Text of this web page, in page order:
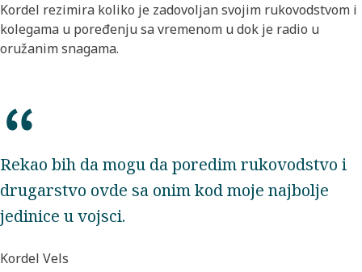
Kordel rezimira koliko je zadovoljan svojim rukovodstvom i
kolegama u poređenju sa vremenom u dok je radio u
oružanim snagama.
Rekao bih da mogu da poredim rukovodstvo i
drugarstvo ovde sa onim kod moje najbolje
jedinice u vojsci.
Kordel Vels